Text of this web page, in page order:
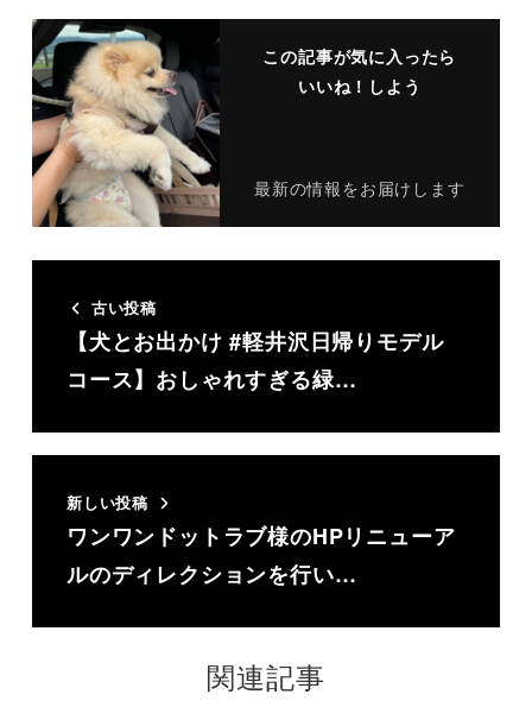
この記事が気に入ったら
いいね！しよう
最新の情報をお届けします
古い投稿
【犬とお出かけ #軽井沢日帰りモデル
コース】おしゃれすぎる緑…
新しい投稿
ワンワンドットラブ様のHPリニューア
ルのディレクションを行い…
関連記事